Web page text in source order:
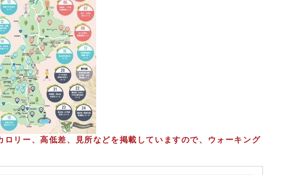
リー、高低差、見所などを掲載していますので、ウォーキング